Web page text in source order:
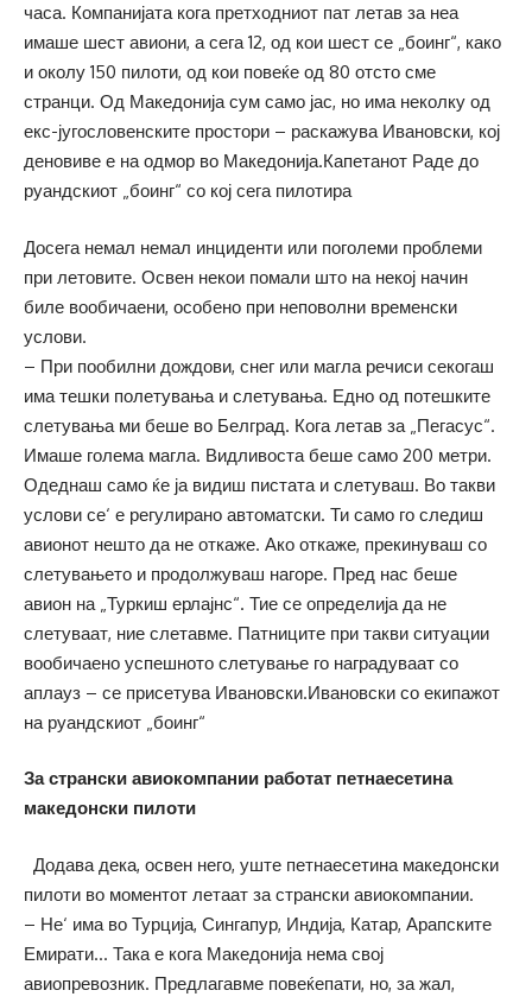
часа. Компанијата кога претходниот пат летав за неа
имаше шест авиони, а сега 12, од кои шест се „боинг“, како
и околу 150 пилоти, од кои повеќе од 80 отсто сме
странци. Од Македонија сум само јас, но има неколку од
екс-југословенските простори – раскажува Ивановски, кој
деновиве е на одмор во Македонија.Капетанот Раде до
руандскиот „боинг“ со кој сега пилотира
Досега немал немал инциденти или поголеми проблеми
при летовите. Освен некои помали што на некој начин
биле вообичаени, особено при неповолни временски
услови.
– При пообилни дождови, снег или магла речиси секогаш
има тешки полетувања и слетувања. Едно од потешките
слетувања ми беше во Белград. Кога летав за „Пегасус“.
Имаше голема магла. Видливоста беше само 200 метри.
Одеднаш само ќе ја видиш пистата и слетуваш. Во такви
услови се‘ е регулирано автоматски. Ти само го следиш
авионот нешто да не откаже. Ако откаже, прекинуваш со
слетувањето и продолжуваш нагоре. Пред нас беше
авион на „Туркиш ерлајнс“. Тие се определија да не
слетуваат, ние слетавме. Патниците при такви ситуации
вообичаено успешното слетување го наградуваат со
аплауз – се присетува Ивановски.Ивановски со екипажот
на руандскиот „боинг“
За странски авиокомпании работат петнаесетина
македонски пилоти
Додава дека, освен него, уште петнаесетина македонски
пилоти во моментот летаат за странски авиокомпании.
– Не‘ има во Турција, Сингапур, Индија, Катар, Арапските
Емирати… Така е кога Македонија нема свој
авиопревозник. Предлагавме повеќепати, но, за жал,